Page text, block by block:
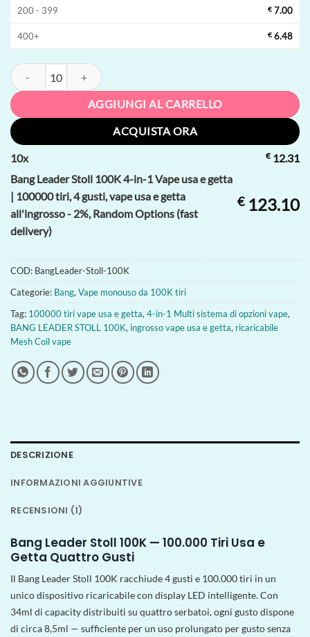
200 - 399 € 7.00
400+ € 6.48
Bang Leader Stoll 100K 4-in-1 Vape usa e getta | 100000 tiri, 4 gusti,
AGGIUNGI AL CARRELLO
ACQUISTA ORA
10x €12.31
Bang Leader Stoll 100K 4-in-1 Vape usa e getta
| 100000 tiri, 4 gusti, vape usa e getta
all'ingrosso - 2%, Random Options (fast
delivery)
€123.10
COD: BangLeader-Stoll-100K
Categorie: Bang, Vape monouso da 100K tiri
Tag: 100000 tiri vape usa e getta, 4-in-1 Multi sistema di opzioni vape,
BANG LEADER STOLL 100K, ingrosso vape usa e getta, ricaricabile
Mesh Coil vape
DESCRIZIONE
INFORMAZIONI AGGIUNTIVE
RECENSIONI (1)
Bang Leader Stoll 100K — 100.000 Tiri Usa e
Getta Quattro Gusti
Il Bang Leader Stoll 100K racchiude 4 gusti e 100.000 tiri in un
unico dispositivo ricaricabile con display LED intelligente. Con
34ml di capacity distribuiti su quattro serbatoi, ogni gusto dispone
di circa 8,5ml — sufficiente per un uso prolungato per gusto senza